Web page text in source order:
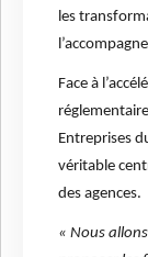
les
Face à
Entreprises
véritable
des agences.
« Nous